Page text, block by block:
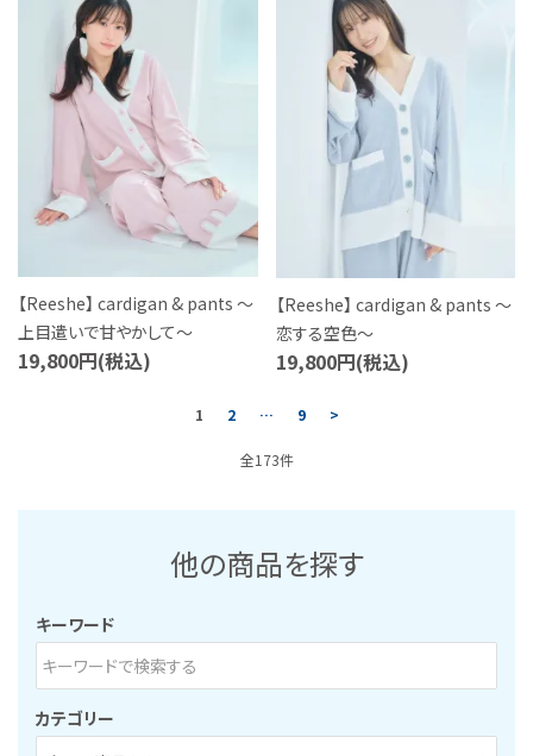
【Reeshe】 cardigan & pants ～
上目遣いで甘やかして～
19,800円(税込)
【Reeshe】 cardigan & pants ～
恋する空色～
19,800円(税込)
1 2 … 9 >
全173件
他の商品を探す
キーワード
カテゴリー